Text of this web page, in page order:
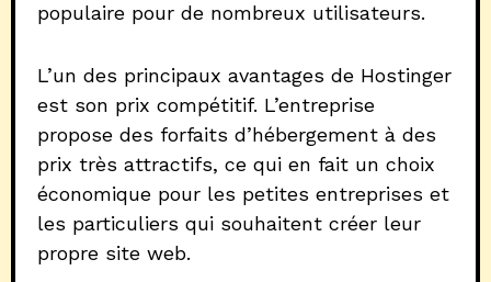
populaire pour de nombreux utilisateurs.
L’un des principaux avantages de Hostinger
est son prix compétitif. L’entreprise
propose des forfaits d’hébergement à des
prix très attractifs, ce qui en fait un choix
économique pour les petites entreprises et
les particuliers qui souhaitent créer leur
propre site web.